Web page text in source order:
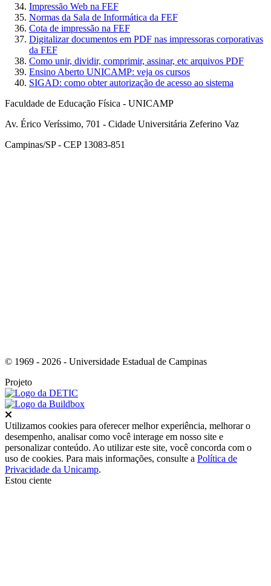
Impressão Web na FEF
Normas da Sala de Informática da FEF
Cota de impressão na FEF
Digitalizar documentos em PDF nas impressoras corporativas
da FEF
Como unir, dividir, comprimir, assinar, etc arquivos PDF
Ensino Aberto UNICAMP: veja os cursos
SIGAD: como obter autorização de acesso ao sistema
Faculdade de Educação Física - UNICAMP
Av. Érico Veríssimo, 701 - Cidade Universitária Zeferino Vaz
Campinas/SP - CEP 13083-851
© 1969 - 2026 - Universidade Estadual de Campinas
Projeto
Utilizamos cookies para oferecer melhor experiência, melhorar o
desempenho, analisar como você interage em nosso site e
personalizar conteúdo. Ao utilizar este site, você concorda com o
uso de cookies. Para mais informações, consulte a Política de
Privacidade da Unicamp.
Estou ciente